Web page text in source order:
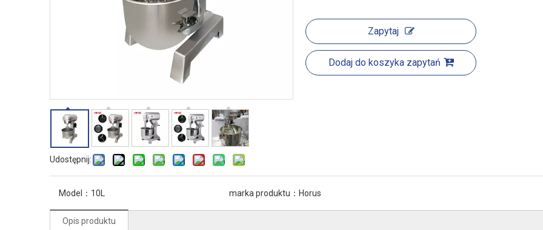
Udostępnij:
Zapytaj
Dodaj do koszyka zapytań
Model： 10L marka produktu： Horus
Opis produktu